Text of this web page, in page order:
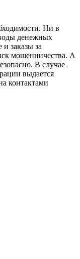
Ни в
денежных
заказы за
мошенничества. А
В случае
выдается
контактами